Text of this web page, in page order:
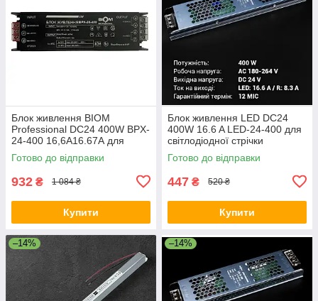
Блок живлення BIOM
Professional DC24 400W BPX-
24-400 16,6А16.67А для
світлодіодної стрічки
Готово до відправки
932 ₴ 1 084 ₴
Купити
Блок живлення LED DC24
400W 16.6 A LED-24-400 для
світлодіодної стрічки
Готово до відправки
447 ₴ 520 ₴
Купити
–14% –14%